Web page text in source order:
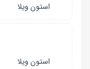
استون ویلا
استون ویلا